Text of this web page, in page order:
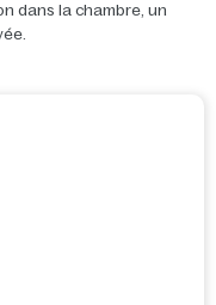
dans la chambre, un